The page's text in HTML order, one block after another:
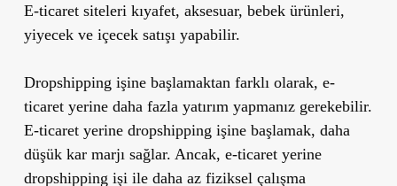
E-ticaret siteleri kıyafet, aksesuar, bebek ürünleri,
yiyecek ve içecek satışı yapabilir.
Dropshipping işine başlamaktan farklı olarak, e-
ticaret yerine daha fazla yatırım yapmanız gerekebilir.
E-ticaret yerine dropshipping işine başlamak, daha
düşük kar marjı sağlar. Ancak, e-ticaret yerine
dropshipping işi ile daha az fiziksel çalışma